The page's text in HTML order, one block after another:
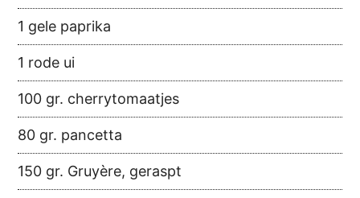
1 gele paprika
1 rode ui
100 gr. cherrytomaatjes
80 gr. pancetta
150 gr. Gruyère, geraspt